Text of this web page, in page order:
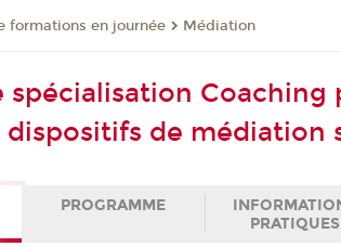
formations en journée Médiation
spécialisation Coaching
de médiation
PROGRAMME
PRATIQUES